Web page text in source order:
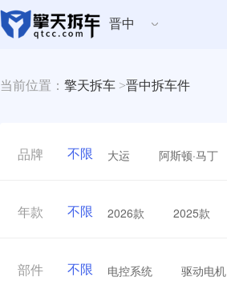
晋中
当前位置： 擎天拆车 >晋中拆车件
品牌 不限 大运 阿斯顿·马丁
年款 不限 2026款 2025款
部件 不限 电控系统 驱动电机